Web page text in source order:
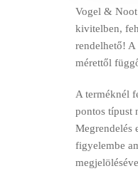
Vogel &
kivitelben,
rendelhető! A
mérettől
A terméknél
pontos típust
Megrendelés
figyelembe